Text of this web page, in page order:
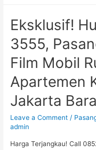
+6285211253555,
Stiker
Kaca
Mobil
Rumah
Apartemen
Bambu
Eksklusif!
3555,
Film Mobil
Apartemen
Jakarta
Leave a Comment /
admin
Harga Terjangkau! Call